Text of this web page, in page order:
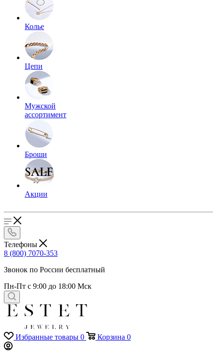
Колье
Цепи
Мужской
ассортимент
Броши
Акции
Телефоны
8 (800) 7070-353
Звонок по России бесплатный
Пн-Пт с 9:00 до 18:00 Мск
Избранные товары 0 Корзина 0